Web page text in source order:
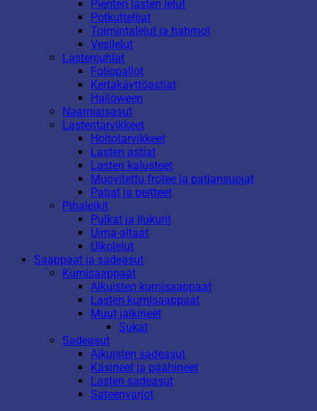
Pienten lasten lelut
Potkuttelijat
Toimintalelut ja hahmot
Vesilelut
Lastenjuhlat
Foliopallot
Kertakäyttöastiat
Halloween
Naamiaisasut
Lastentarvikkeet
Hoitotarvikkeet
Lasten astiat
Lasten kalusteet
Muovitettu frotee ja patjansuojat
Patjat ja peitteet
Pihaleikit
Pulkat ja liukurit
Uima-altaat
Ulkolelut
Saappaat ja sadeasut
Kumisaappaat
Aikuisten kumisaappaat
Lasten kumisaappaat
Muut jalkineet
Sukat
Sadeasut
Aikuisten sadeasut
Käsineet ja päähineet
Lasten sadeasut
Sateenvarjot